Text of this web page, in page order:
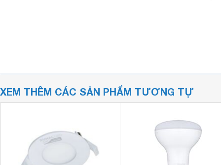
XEM THÊM CÁC SẢN PHẨM TƯƠNG TỰ